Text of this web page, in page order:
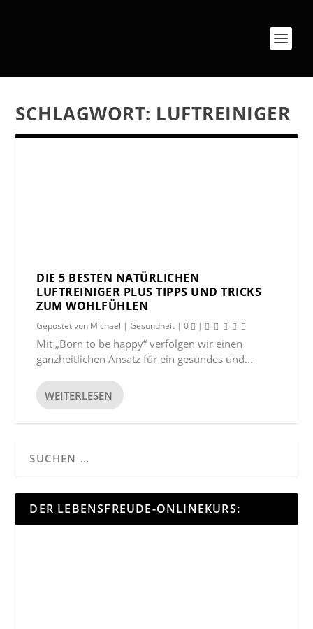
SCHLAGWORT: LUFTREINIGER
DIE 5 BESTEN NATÜRLICHEN
LUFTREINIGER PLUS TIPPS UND TRICKS
ZUM WOHLFÜHLEN
Gepostet von Michael |Gesundheit |0 |
Mit „Born to be happy“ verfolgen wir einen
ganzheitlichen Ansatz für ein gesundes und...
WEITERLESEN
DER LEBENSFREUDE-ONLINEKURS: